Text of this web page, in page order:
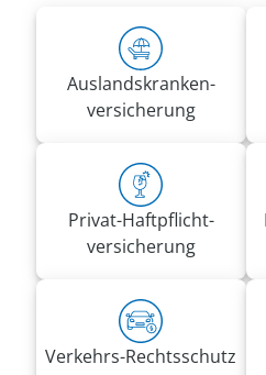
Rufnummern:
0176 49325888
Fax 0800 2875329311
tatjana.hofmann@vrk-ad.de
Auslandskranken­
versicherung
Privat-Haft­pflicht­
versicherung
Verkehrs-Rechtsschutz